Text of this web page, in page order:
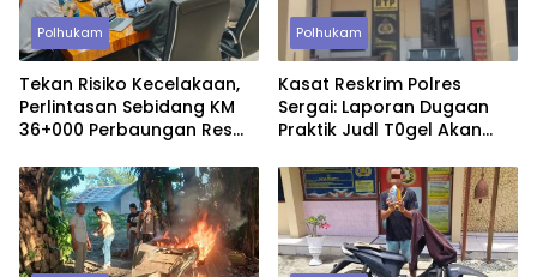
Polhukam
Tekan Risiko Kecelakaan,
Perlintasan Sebidang KM
36+000 Perbaungan Resmi
Polhukam
Kasat Reskrim Polres
Sergai: Laporan Dugaan
Praktik Judl T0gel Akan